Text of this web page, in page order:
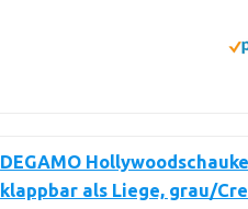
DEGAMO
klappbar als Liege, grau/